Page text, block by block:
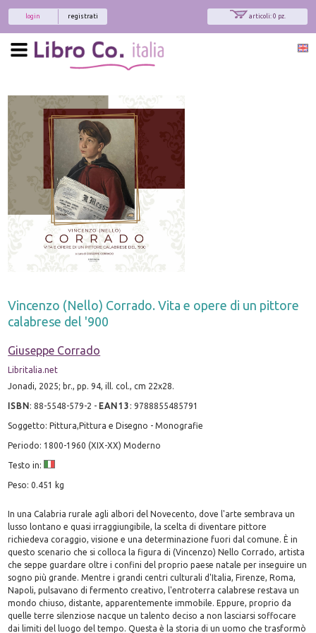
articoli: 0 pz.
registrati
login
Vincenzo (Nello) Corrado. Vita e opere di un pittore
calabrese del '900
Giuseppe Corrado
Libritalia.net
Jonadi, 2025; br., pp. 94, ill. col., cm 22x28.
ISBN:88-5548-579-2 - EAN13 :9788855485791
Soggetto: Pittura,Pittura e Disegno - Monografie
Periodo: 1800-1960 (XIX-XX) Moderno
Testo in:
Peso: 0.451 kg
In una Calabria rurale agli albori del Novecento, dove l'arte sembrava un
lusso lontano e quasi irraggiungibile, la scelta di diventare pittore
richiedeva coraggio, visione e una determinazione fuori dal comune. È in
questo scenario che si colloca la figura di (Vincenzo) Nello Corrado, artista
che seppe guardare oltre i confini del proprio paese natale per inseguire un
sogno più grande. Mentre i grandi centri culturali d'Italia, Firenze, Roma,
Napoli, pulsavano di fermento creativo, l'entroterra calabrese restava un
mondo chiuso, distante, apparentemente immobile. Eppure, proprio da
quelle terre silenziose nacque un talento deciso a non lasciarsi soffocare
dai limiti del luogo del tempo. Questa è la storia di un uomo che trasformò